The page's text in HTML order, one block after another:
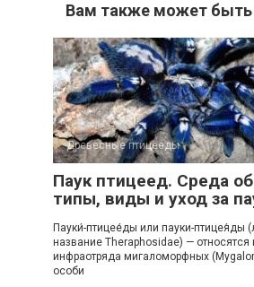
Вам также может быть
Древесные птицееды
Паук птицеед. Среда
типы, виды и уход за
Пауки́-птицее́ды или пауки-птицея́ды
название Theraphosidae) — относятся
инфраотряда мигаломорфных
особи